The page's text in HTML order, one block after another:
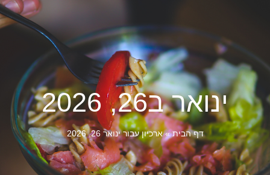
ינואר ב26, 2026
דף הבית»ארכיון עבור ינואר 26, 2026